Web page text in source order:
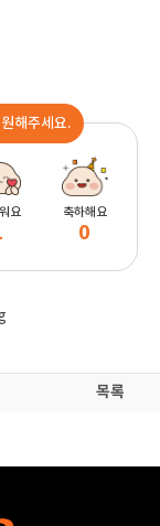
해주세요.
요 축하해요
0
목록